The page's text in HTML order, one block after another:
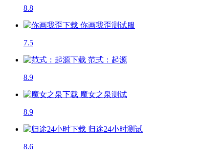
8.8
你画我歪测试服
7.5
范式：起源
8.9
魔女之泉测试
8.9
归途24小时测试
8.6